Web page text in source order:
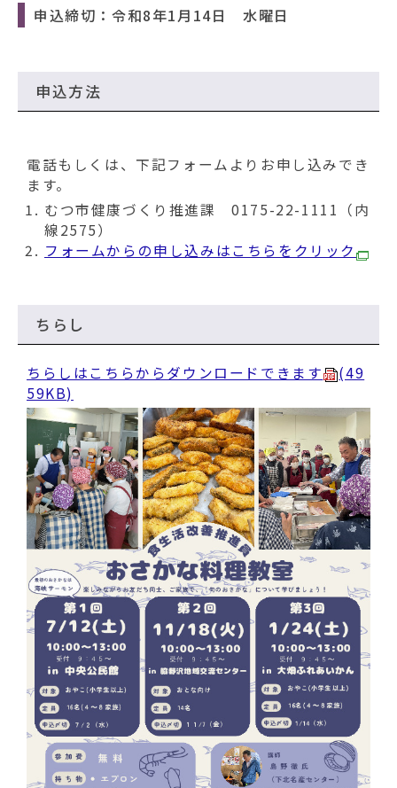
申込締切：令和8年1月14日 水曜日
申込方法
電話もしくは、下記フォームよりお申し込みでき
ます。
むつ市健康づくり推進課 0175-22-1111（内
線2575）
フォームからの申し込みはこちらをクリック
ちらし
ちらしはこちらからダウンロードできます
(49
59KB)